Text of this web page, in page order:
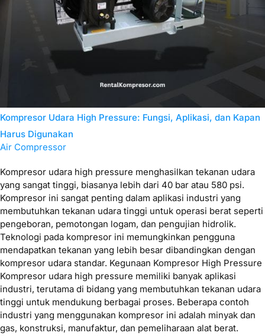
Kompresor Udara High Pressure: Fungsi, Aplikasi, dan Kapan
Harus Digunakan
Air Compressor
Kompresor udara high pressure menghasilkan tekanan udara
yang sangat tinggi, biasanya lebih dari 40 bar atau 580 psi.
Kompresor ini sangat penting dalam aplikasi industri yang
membutuhkan tekanan udara tinggi untuk operasi berat seperti
pengeboran, pemotongan logam, dan pengujian hidrolik.
Teknologi pada kompresor ini memungkinkan pengguna
mendapatkan tekanan yang lebih besar dibandingkan dengan
kompresor udara standar. Kegunaan Kompresor High Pressure
Kompresor udara high pressure memiliki banyak aplikasi
industri, terutama di bidang yang membutuhkan tekanan udara
tinggi untuk mendukung berbagai proses. Beberapa contoh
industri yang menggunakan kompresor ini adalah minyak dan
gas, konstruksi, manufaktur, dan pemeliharaan alat berat.